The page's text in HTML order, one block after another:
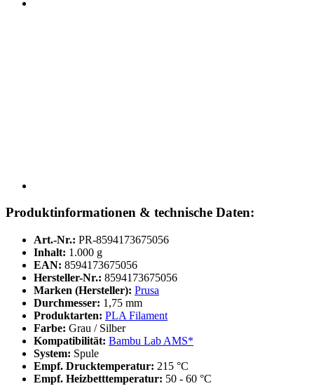
Produktinformationen & technische Daten:
Art.-Nr.: PR-8594173675056
Inhalt: 1.000 g
EAN: 8594173675056
Hersteller-Nr.: 8594173675056
Marken (Hersteller): Prusa
Durchmesser: 1,75 mm
Produktarten: PLA Filament
Farbe: Grau / Silber
Kompatibilität: Bambu Lab AMS*
System: Spule
Empf. Drucktemperatur: 215 °C
Empf. Heizbetttemperatur: 50 - 60 °C